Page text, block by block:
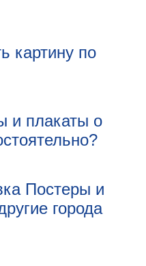
картину по
и плакаты о
Постеры и
города